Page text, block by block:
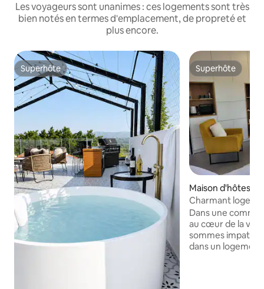
Les voyageurs sont unanimes : ces logements sont très
bien notés en termes d'emplacement, de propreté et
plus encore.
Superhôte
Superhôte Superhôte
Superhôte
Maison d'hôtes ⋅
Charmant
Gilboa
Dans une
au cœur de la
sommes
dans un